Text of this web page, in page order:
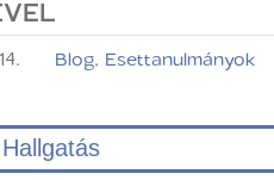
Blog, Esettanulmányok